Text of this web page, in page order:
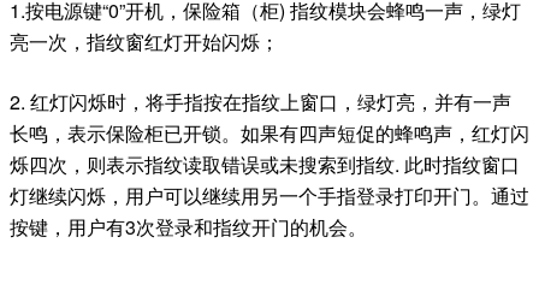
1.按电源键“0”开机，保险箱（柜) 指纹模块会蜂鸣一声，绿灯
亮一次，指纹窗红灯开始闪烁；
2. 红灯闪烁时，将手指按在指纹上窗口，绿灯亮，并有一声
长鸣，表示保险柜已开锁。如果有四声短促的蜂鸣声，红灯闪
烁四次，则表示指纹读取错误或未搜索到指纹. 此时指纹窗口
灯继续闪烁，用户可以继续用另一个手指登录打印开门。通过
按键，用户有3次登录和指纹开门的机会。